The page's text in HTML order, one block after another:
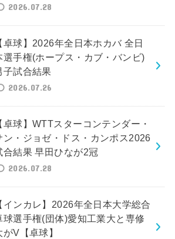
2026.07.28
卓球】2026年全日本ホカバ 全日
選手権(ホープス・カブ・バンビ)
子試合結果
2026.07.26
卓球】WTTスターコンテンダー・
ン・ジョゼ・ドス・カンポス2026
合結果 早田ひなが2冠
2026.07.28
インカレ】2026年全日本大学総合
球選手権(団体)愛知工業大と専修
がV【卓球】